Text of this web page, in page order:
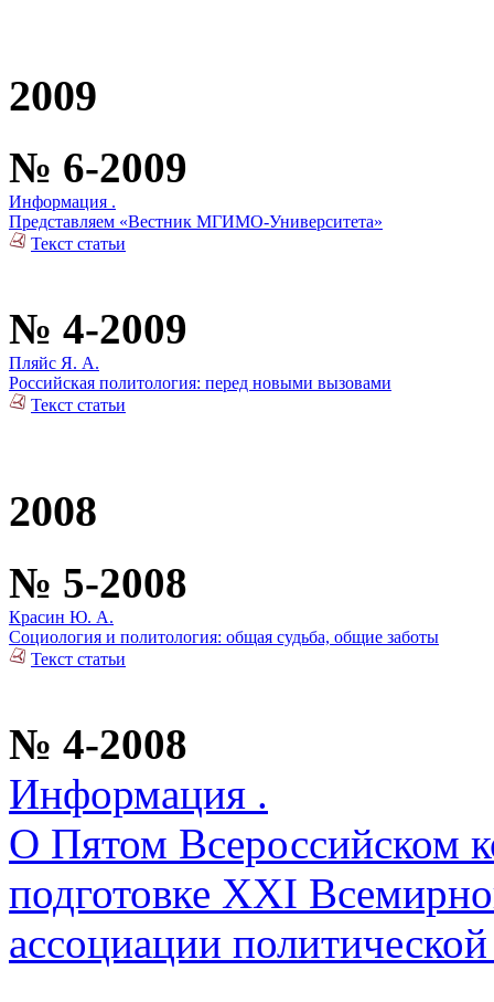
2009
№ 6-2009
Информация .
Представляем «Вестник МГИМО-Университета»
Текст статьи
№ 4-2009
Пляйс Я. А.
Российская политология: перед новыми вызовами
Текст статьи
2008
№ 5-2008
Красин Ю. А.
Социология и политология: общая судьба, общие заботы
Текст статьи
№ 4-2008
Информация .
О Пятом Всероссийском
подготовке XXI
ассоциации